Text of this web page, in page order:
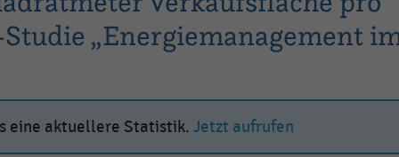
„Energiemanagement
eine aktuellere Statistik. Jetzt aufrufen